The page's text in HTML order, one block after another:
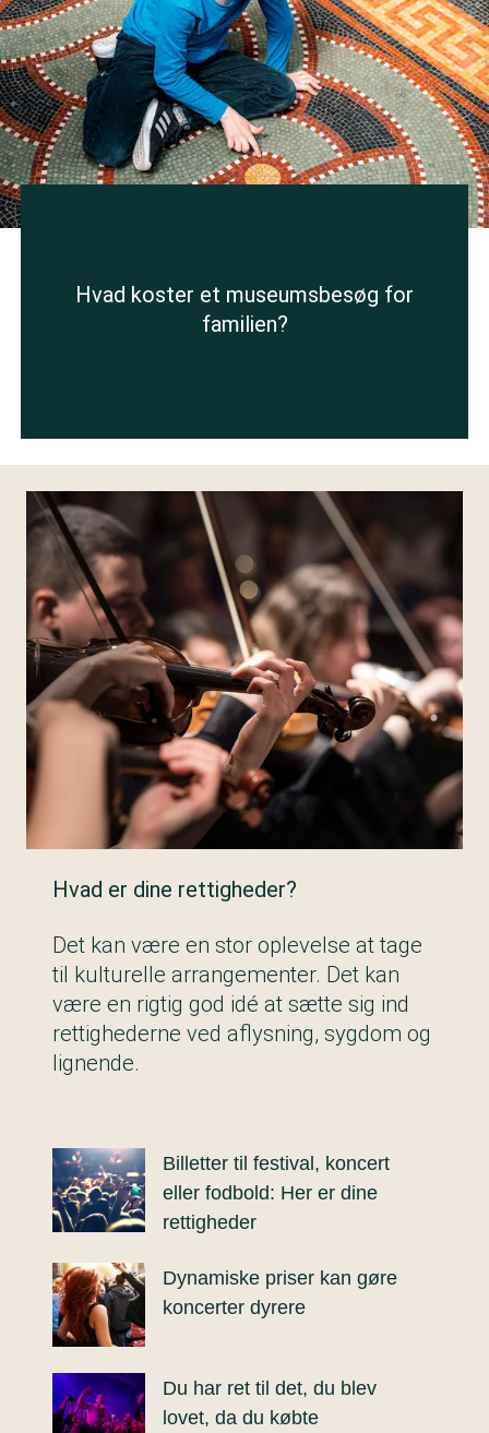
Hvad koster et museumsbesøg for
familien?
Hvad er dine rettigheder?
Det kan være en stor oplevelse at tage
til kulturelle arrangementer. Det kan
være en rigtig god idé at sætte sig ind
rettighederne ved aflysning, sygdom og
lignende.
Billetter til festival, koncert
eller fodbold: Her er dine
rettigheder
Dynamiske priser kan gøre
koncerter dyrere
Du har ret til det, du blev
lovet, da du købte